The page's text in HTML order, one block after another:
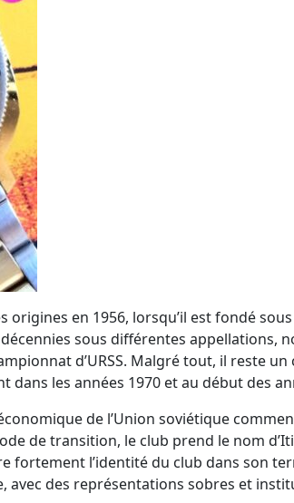
origines en 1956, lorsqu’il est fondé
sous différentes appellations,
d’URSS. Malgré tout, il reste
les années 1970 et au début des
de l’Union soviétique
de transition, le club prend le nom
fortement l’identité du club dans son
avec des représentations sobres et